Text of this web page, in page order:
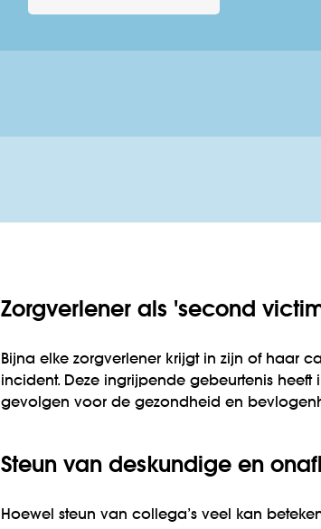
Zorgverlener als 'second
Bijna elke zorgverlener krijgt in zijn of haar
incident. Deze ingrijpende gebeurtenis
gevolgen voor de gezondheid en
Steun van deskundige en
Hoewel steun van collega’s veel kan